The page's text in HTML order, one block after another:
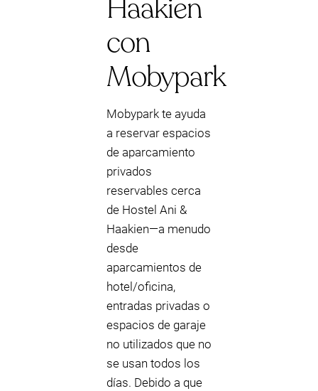
Haakien
con
Mobypark
Mobypark te ayuda
a reservar espacios
de aparcamiento
privados
reservables cerca
de Hostel Ani &
Haakien—a menudo
desde
aparcamientos de
hotel/oficina,
entradas privadas o
espacios de garaje
no utilizados que no
se usan todos los
días. Debido a que